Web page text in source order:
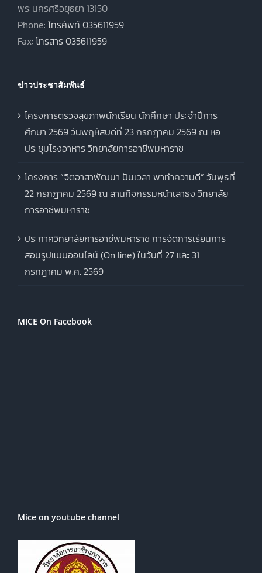
พระนครศรีอยุธยา 13150
Phone: โทรศัพท์ 035611959
Fax: โทรสาร 035611959
ข่าวประชาสัมพันธ์
โครงการตรวจสุขภาพนักเรียน นักศึกษา ประจำปีการ
ศึกษา 2569 วันพฤหัสบดีที่ 23 กรกฎาคม 2569 ณ หอ
ประชุมโรงอาหาร วิทยาลัยการอาชีพมหาราช
โครงการ “จิตอาสาพัฒนา ปันเวลา พาทำความดี” วันพุธที่
22 กรกฎาคม 2569 ณ ลานกิจกรรมหน้าเสาธง วิทยาลัย
การอาชีพมหาราช
ประกาศวิทยาลัยการอาชีพมหาราช การจัดการเรียนการ
สอนรูปแบบออนไลน์ (On line) ในวันที่ 27 และ 31
กรกฎาคม พ.ศ. 2569
MICE On Facebook
Mice on youtube channel